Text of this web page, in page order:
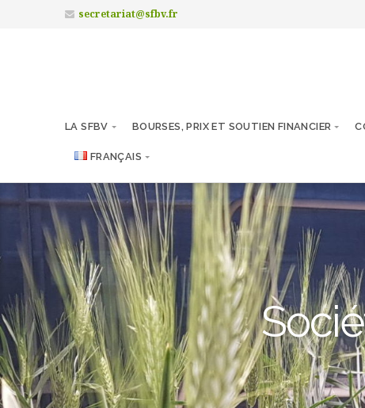
secretariat@sfbv.fr
LA SFBV BOURSES, PRIX ET SOUTIEN FINANCIER
FRANÇAIS